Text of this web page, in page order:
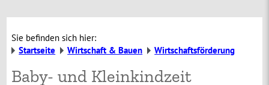
Sie befinden sich hier:
Startseite
Wirtschaft & Bauen Wirtschaftsförderung
Baby- und Kleinkindzeit